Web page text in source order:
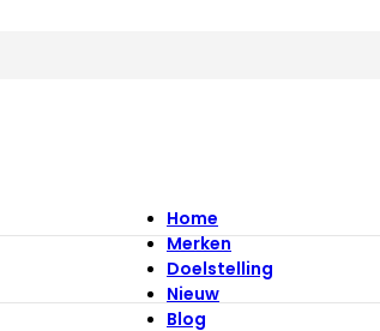
Home
Merken
Doelstelling
Nieuw
Blog